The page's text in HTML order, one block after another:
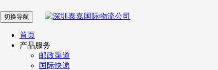
在 线 客 服
企业微信
切换导航
首页
产品服务
邮政渠道
国际快递